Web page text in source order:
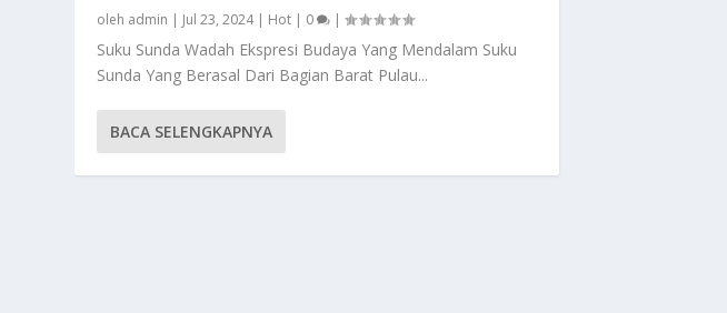
oleh admin | Jul 23, 2024| Hot | 0 |
Suku Sunda Wadah Ekspresi Budaya Yang Mendalam Suku
Sunda Yang Berasal Dari Bagian Barat Pulau...
BACA SELENGKAPNYA